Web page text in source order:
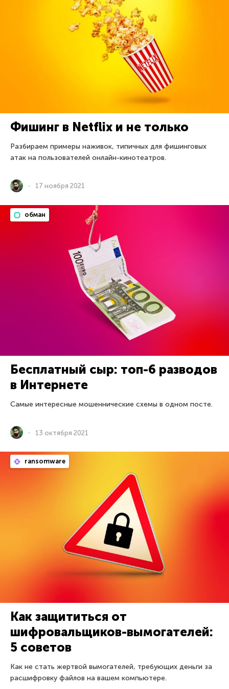
Фишинг в Netflix и не только
Разбираем примеры наживок, типичных для фишинговых
атак на пользователей онлайн-кинотеатров.
17 ноября 2021
обман
Бесплатный сыр: топ-6 разводов
в Интернете
Самые интересные мошеннические схемы в одном посте.
13 октября 2021
ransomware
Как защититься от
шифровальщиков-вымогателей:
5 советов
Как не стать жертвой вымогателей, требующих деньги за
расшифровку файлов на вашем компьютере.